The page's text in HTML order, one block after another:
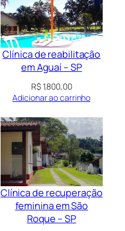
Clínica de reabilitação
em Aguaí – SP
R$1.800,00
Adicionar ao carrinho
Clínica de recuperação
feminina em São
Roque – SP